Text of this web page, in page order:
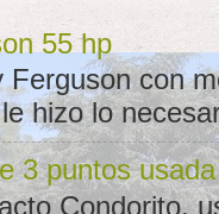
55 hp
Ferguson con
hizo lo
3 puntos usada
Condorito,